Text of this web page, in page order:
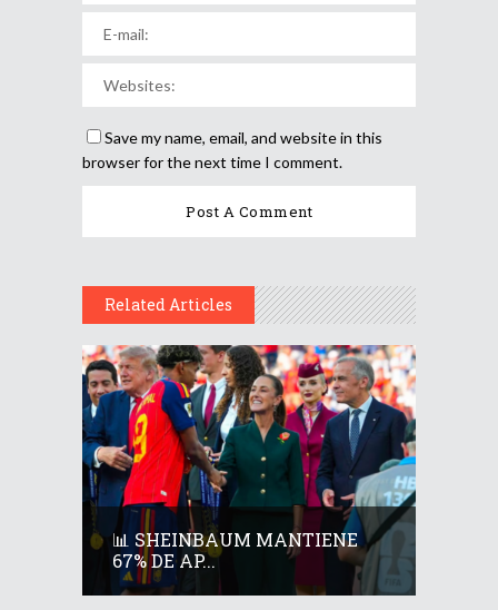
Save my name, email, and website in this
browser for the next time I comment.
Related Articles
📊 SHEINBAUM MANTIENE
67% DE AP...